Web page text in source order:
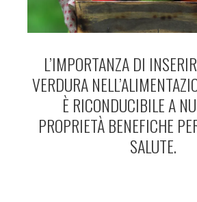
L’IMPORTANZA DI
VERDURA
È RICONDUCIBILE A
PROPRIETÀ BENEFICHE
SALUTE.